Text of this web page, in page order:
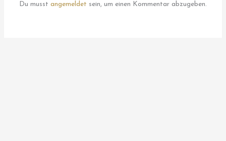
Du musst angemeldet sein, um einen Kommentar abzugeben.